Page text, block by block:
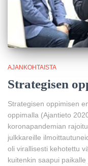
AJANKOHTAISTA
Strategisen
Strategisen oppimisen
oppimalla (Ajantieto
koronapandemian
julkkareille
oli virallisesti kehotettu
kuitenkin saapui